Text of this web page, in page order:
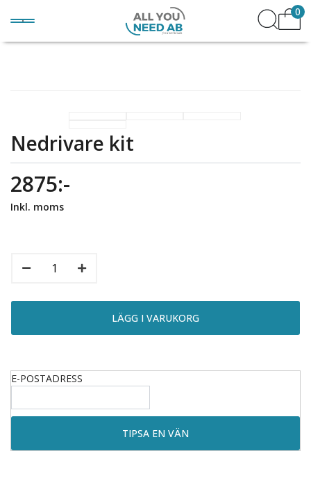
0
Nedrivare kit
2875:-
Inkl. moms
E-POSTADRESS